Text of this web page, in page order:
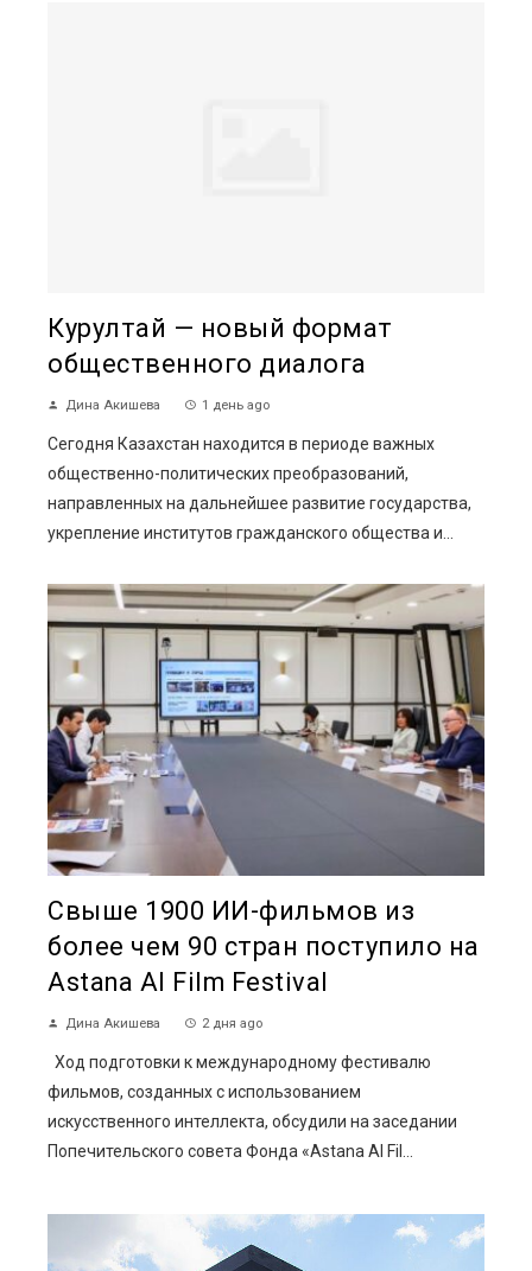
Курултай — новый формат
общественного диалога
Дина Акишева 1 день ago
Сегодня Казахстан находится в периоде важных
общественно-политических преобразований,
направленных на дальнейшее развитие государства,
укрепление институтов гражданского общества и...
Свыше 1900 ИИ-фильмов из
более чем 90 стран поступило на
Astana AI Film Festival
Дина Акишева 2 дня ago
Ход подготовки к международному фестивалю
фильмов, созданных с использованием
искусственного интеллекта, обсудили на заседании
Попечительского совета Фонда «Astana AI Fil...